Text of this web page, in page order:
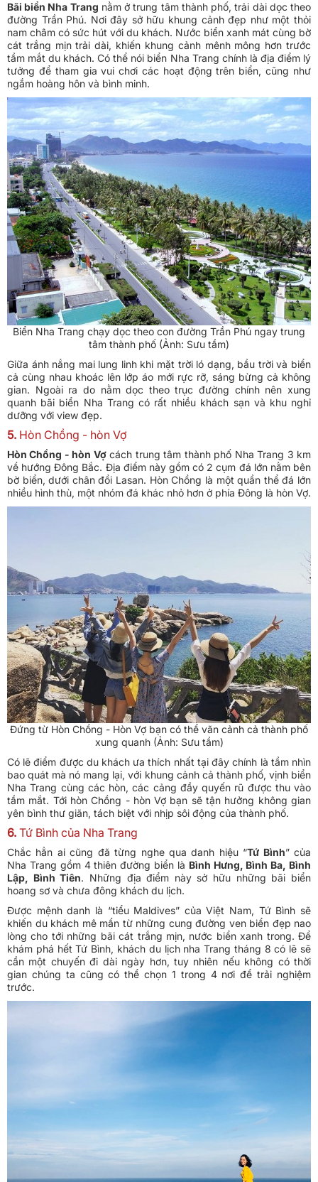
Bãi biển Nha Trang nằm ở trung tâm thành phố, trải dài dọc theo
đường Trần Phú. Nơi đây sở hữu khung cảnh đẹp như một thỏi
nam châm có sức hút với du khách. Nước biển xanh mát cùng bờ
cát trắng mịn trải dài, khiến khung cảnh mênh mông hơn trước
tầm mắt du khách. Có thể nói biển Nha Trang chính là địa điểm lý
tưởng để tham gia vui chơi các hoạt động trên biển, cũng như
ngắm hoàng hôn và bình minh.
Biển Nha Trang chạy dọc theo con đường Trần Phú ngay trung
tâm thành phố (Ảnh: Sưu tầm)
Giữa ánh nắng mai lung linh khi mặt trời ló dạng, bầu trời và biển
cả cùng nhau khoác lên lớp áo mới rực rỡ, sáng bừng cả không
gian. Ngoài ra do nằm dọc theo trục đường chính nên xung
quanh bãi biển Nha Trang có rất nhiều khách sạn và khu nghỉ
dưỡng với view đẹp.
5. Hòn Chồng - hòn Vợ
Hòn Chồng - hòn Vợcách trung tâm thành phố Nha Trang 3 km
về hướng Đông Bắc. Địa điểm này gồm có 2 cụm đá lớn nằm bên
bờ biển, dưới chân đồi Lasan. Hòn Chồng là một quần thể đá lớn
nhiều hình thù, một nhóm đá khác nhỏ hơn ở phía Đông là hòn Vợ.
Đứng từ Hòn Chồng - Hòn Vợ bạn có thể vãn cảnh cả thành phố
xung quanh (Ảnh: Sưu tầm)
Có lẽ điểm được du khách ưa thích nhất tại đây chính là tầm nhìn
bao quát mà nó mang lại, với khung cảnh cả thành phố, vịnh biển
Nha Trang cùng các hòn, các cảng đầy quyến rũ được thu vào
tầm mắt. Tới hòn Chồng - hòn Vợ bạn sẽ tận hưởng không gian
yên bình thư giãn, tách biệt với nhịp sôi động của thành phố.
6. Tứ Bình của Nha Trang
Chắc hẳn ai cũng đã từng nghe qua danh hiệu “Tứ Bình” của
Nha Trang gồm 4 thiên đường biển là Bình Hưng, Bình Ba, Bình
Lập, Bình Tiên. Những địa điểm này sở hữu những bãi biển
hoang sơ và chưa đông khách du lịch.
Được mệnh danh là “tiểu Maldives” của Việt Nam, Tứ Bình sẽ
khiến du khách mê mẩn từ những cung đường ven biển đẹp nao
lòng cho tới những bãi cát trắng mịn, nước biển xanh trong. Để
khám phá hết Tứ Bình, khách du lịch nha Trang tháng 8 có lẽ sẽ
cần một chuyến đi dài ngày hơn, tuy nhiên nếu không có thời
gian chúng ta cũng có thể chọn 1 trong 4 nơi để trải nghiệm
trước.